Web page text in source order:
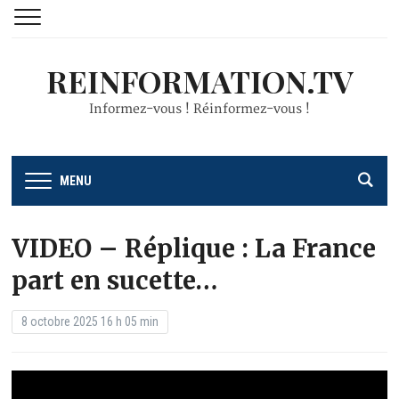
REINFORMATION.TV
Informez-vous ! Réinformez-vous !
MENU
VIDEO – Réplique : La France
part en sucette…
8 octobre 2025 16 h 05 min